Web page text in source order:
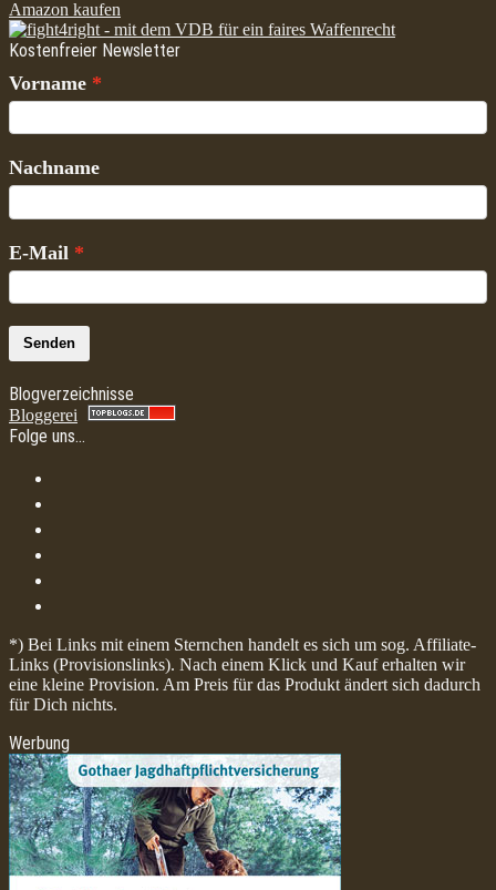
Kostenfreier Newsletter
Vorname
Nachname
E-Mail
Senden
Blogverzeichnisse
Bloggerei
Folge uns…
*) Bei Links mit einem Sternchen handelt es sich um sog. Affiliate-
Links (Provisionslinks). Nach einem Klick und Kauf erhalten wir
eine kleine Provision. Am Preis für das Produkt ändert sich dadurch
für Dich nichts.
Werbung